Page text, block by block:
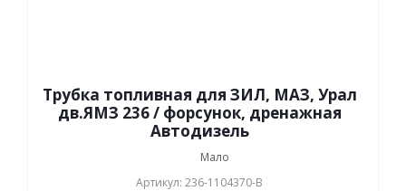
Трубка топливная для ЗИЛ, МАЗ, Урал
дв.ЯМЗ 236 / форсунок, дренажная
Автодизель
Мало
Артикул: 236-1104370-В